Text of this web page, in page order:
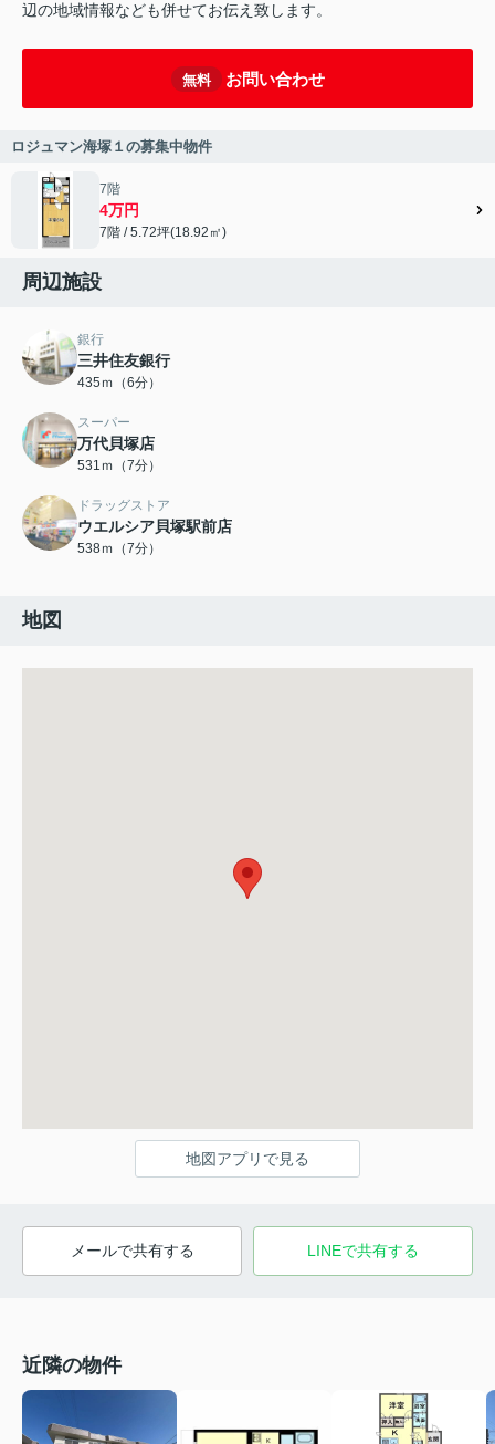
辺の地域情報なども併せてお伝え致します。
無料 お問い合わせ
ロジュマン海塚１の募集中物件
7階
4万円
7階 / 5.72坪(18.92㎡)
周辺施設
銀行
三井住友銀行
435ｍ（6分）
スーパー
万代貝塚店
531ｍ（7分）
ドラッグストア
ウエルシア貝塚駅前店
538ｍ（7分）
地図
地図アプリで見る
メールで共有する LINEで共有する
近隣の物件